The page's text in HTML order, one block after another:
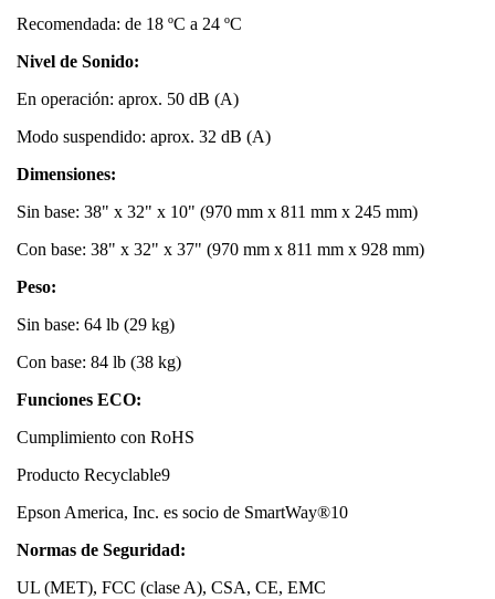
Recomendada: de 18 ºC a 24 ºC
Nivel de Sonido:
En operación: aprox. 50 dB (A)
Modo suspendido: aprox. 32 dB (A)
Dimensiones:
Sin base: 38" x 32" x 10" (970 mm x 811 mm x 245 mm)
Con base: 38" x 32" x 37" (970 mm x 811 mm x 928 mm)
Peso:
Sin base: 64 lb (29 kg)
Con base: 84 lb (38 kg)
Funciones ECO:
Cumplimiento con RoHS
Producto Recyclable9
Epson America, Inc. es socio de SmartWay®10
Normas de Seguridad:
UL (MET), FCC (clase A), CSA, CE, EMC